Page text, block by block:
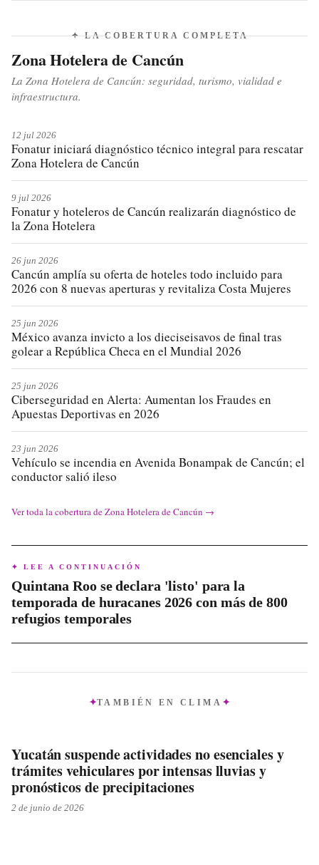
✦ LA COBERTURA COMPLETA
Zona Hotelera de Cancún
La Zona Hotelera de Cancún: seguridad, turismo, vialidad e
infraestructura.
12 jul 2026
Fonatur iniciará diagnóstico técnico integral para rescatar
Zona Hotelera de Cancún
9 jul 2026
Fonatur y hoteleros de Cancún realizarán diagnóstico de
la Zona Hotelera
26 jun 2026
Cancún amplía su oferta de hoteles todo incluido para
2026 con 8 nuevas aperturas y revitaliza Costa Mujeres
25 jun 2026
México avanza invicto a los dieciseisavos de final tras
golear a República Checa en el Mundial 2026
25 jun 2026
Ciberseguridad en Alerta: Aumentan los Fraudes en
Apuestas Deportivas en 2026
23 jun 2026
Vehículo se incendia en Avenida Bonampak de Cancún; el
conductor salió ileso
Ver toda la cobertura deZona Hotelera de Cancún →
✦ LEE A CONTINUACIÓN
Quintana Roo se declara 'listo' para la
temporada de huracanes 2026 con más de 800
refugios temporales
TAMBIÉN ENCLIMA
Yucatán suspende actividades no esenciales y
trámites vehiculares por intensas lluvias y
pronósticos de precipitaciones
2 de junio de 2026